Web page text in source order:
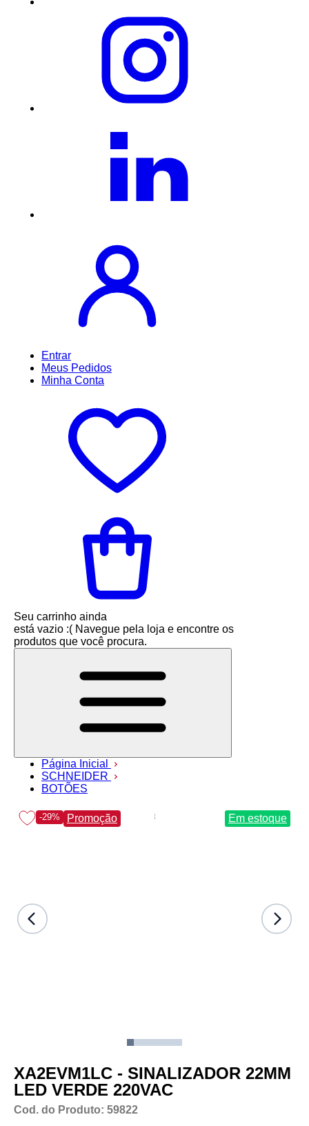
Entrar
Meus Pedidos
Minha Conta
Seu carrinho ainda
está vazio :( Navegue pela loja e encontre os
produtos que você procura.
Página Inicial
SCHNEIDER
BOTÕES
-29% Promoção Em estoque
XA2EVM1LC - SINALIZADOR 22MM
LED VERDE 220VAC
Cod. do Produto: 59822